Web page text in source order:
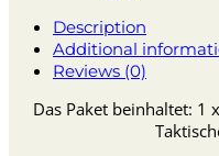
Description
Additional
Reviews (0)
Das Paket beinhaltet: 1